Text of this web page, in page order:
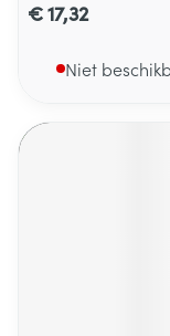
€ 17,32
Niet